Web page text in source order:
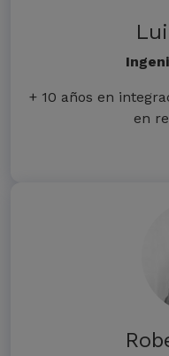
+ 10 años en
en